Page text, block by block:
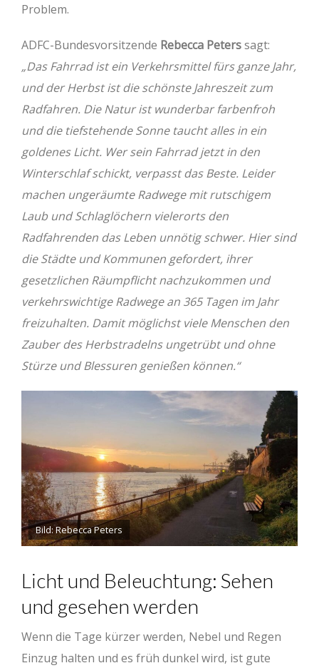
Problem.
ADFC-Bundesvorsitzende Rebecca Peterssagt:
„Das Fahrrad ist ein Verkehrsmittel fürs ganze Jahr,
und der Herbst ist die schönste Jahreszeit zum
Radfahren. Die Natur ist wunderbar farbenfroh
und die tiefstehende Sonne taucht alles in ein
goldenes Licht. Wer sein Fahrrad jetzt in den
Winterschlaf schickt, verpasst das Beste. Leider
machen ungeräumte Radwege mit rutschigem
Laub und Schlaglöchern vielerorts den
Radfahrenden das Leben unnötig schwer. Hier sind
die Städte und Kommunen gefordert, ihrer
gesetzlichen Räumpflicht nachzukommen und
verkehrswichtige Radwege an 365 Tagen im Jahr
freizuhalten. Damit möglichst viele Menschen den
Zauber des Herbstradelns ungetrübt und ohne
Stürze und Blessuren genießen können.“
Bild: Rebecca Peters
Licht und Beleuchtung: Sehen
und gesehen werden
Wenn die Tage kürzer werden, Nebel und Regen
Einzug halten und es früh dunkel wird, ist gute